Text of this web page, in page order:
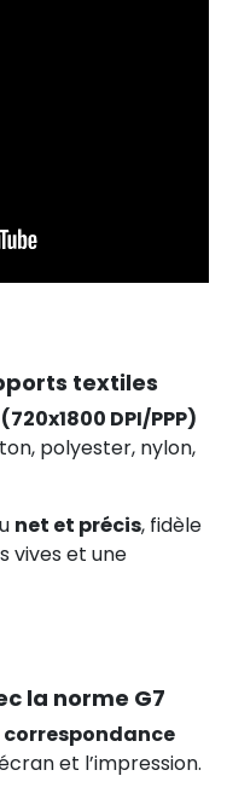
textiles
DPI/PPP)
polyester, nylon,
net et précis, fidèle
vives et une
la norme G7
correspondance
et l’impression.